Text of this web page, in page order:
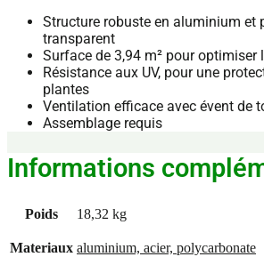
Structure robuste en aluminium et
transparent
Surface de 3,94 m² pour optimiser
Résistance aux UV, pour une
plantes
Ventilation efficace avec évent de
Assemblage requis
Informations
Poids 18,32 kg
Materiaux aluminium, acier, polycarbonate